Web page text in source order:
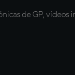
de GP, vídeos